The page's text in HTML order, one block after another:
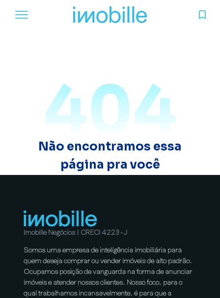
404
Não encontramos essa
página pra você
Imobille Negócios | CRECI 4223-J
Somos uma empresa de inteligência imobiliária para
quem deseja comprar ou vender imóveis de alto padrão.
Ocupamos posição de vanguarda na forma de anunciar
imóveis e atender nossos clientes. Nosso foco, para o
qual trabalhamos incansavelmente, é para que a